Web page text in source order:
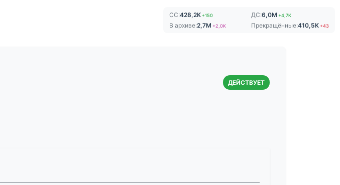
СС:428,2K+150 ДС:6,0M +4,7K
В архиве:2,7M +2,0K Прекращённые:410,5K +43
ДЕЙСТВУЕТ